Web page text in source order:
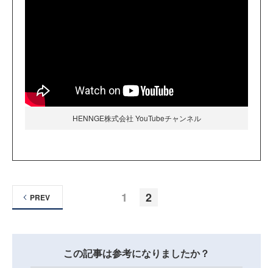
HENNGE株式会社 YouTubeチャンネル
1 2
PREV
この記事は参考になりましたか？